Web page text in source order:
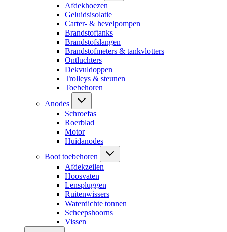
Afdekhoezen
Geluidsisolatie
Carter- & hevelpompen
Brandstoftanks
Brandstofslangen
Brandstofmeters & tankvlotters
Ontluchters
Dekvuldoppen
Trolleys & steunen
Toebehoren
Anodes
Schroefas
Roerblad
Motor
Huidanodes
Boot toebehoren
Afdekzeilen
Hoosvaten
Lenspluggen
Ruitenwissers
Waterdichte tonnen
Scheepshoorns
Vissen